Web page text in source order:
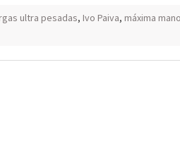
ultra pesadas, Ivo Paiva, máxima